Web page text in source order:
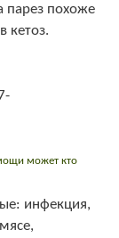
парез похоже
кетоз.
может кто
инфекция,